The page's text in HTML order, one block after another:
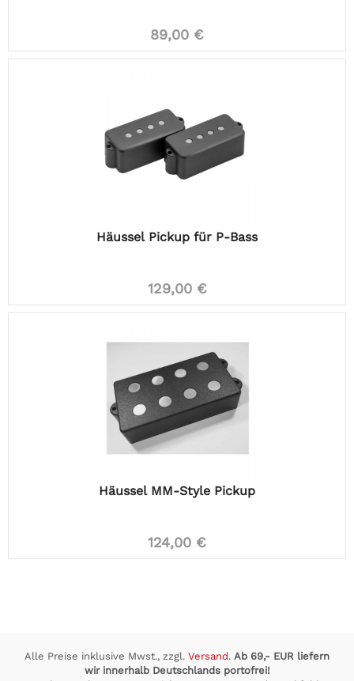
89,00 €
Häussel Pickup für P-Bass
129,00 €
Häussel MM-Style Pickup
124,00 €
Alle Preise inklusive Mwst., zzgl. Versand. Ab 69,- EUR liefern
wir innerhalb Deutschlands portofrei!